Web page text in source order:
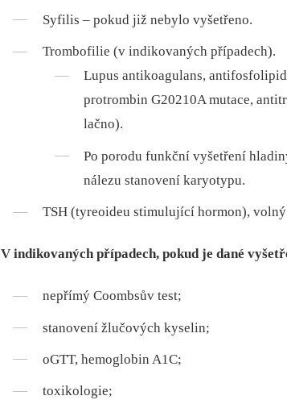
Syfilis –⁠ pokud již nebylo vyšetřeno.
Trombofilie (v indikovaných případech).
Lupus antikoagulans,
protrombin G20210A mutace,
lačno).
Po porodu funkční vyšetření
nálezu stanovení karyotypu.
TSH (tyreoideu stimulující hormon), volný
V indikovaných případech, pokud je dané
nepřímý Coombsův test;
stanovení žlučových kyselin;
oGTT, hemoglobin A1C;
toxikologie;